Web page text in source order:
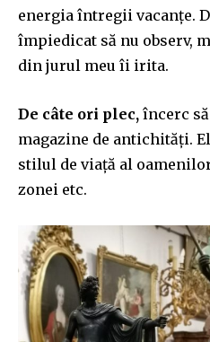
energia întregii vacanțe.
împiedicat să nu observ,
din jurul meu îi irita.
De câte ori plec, încerc
magazine de antichități.
stilul de viață al
zonei etc.